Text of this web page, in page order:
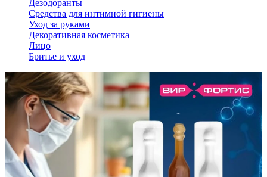
Дезодоранты
Средства для интимной гигиены
Уход за руками
Декоративная косметика
Лицо
Бритье и уход